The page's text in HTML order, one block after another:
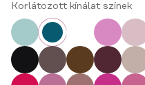
Korlátozott kínálat színek